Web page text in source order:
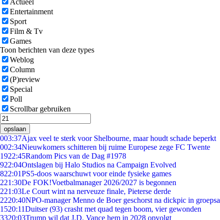
Actueel
Entertainment
Sport
Film & Tv
Games
Toon berichten van deze types
Weblog
Column
(P)review
Special
Poll
Scrollbar gebruiken
opslaan
003:37Ajax veel te sterk voor Shelbourne, maar houdt schade beperkt
002:34Nieuwkomers schitteren bij ruime Europese zege FC Twente
1922:45Random Pics van de Dag #1978
922:04Ontslagen bij Halo Studios na Campaign Evolved
822:01PS5-doos waarschuwt voor einde fysieke games
221:30De FOK!Voetbalmanager 2026/2027 is begonnen
221:03Le Court wint na nerveuze finale, Pieterse derde
2220:40NPO-manager Menno de Boer geschorst na dickpic in
1520:11Duitser (93) crasht met quad tegen boom, vier gewonden
3320:03Trump wil dat J.D. Vance hem in 2028 opvolgt